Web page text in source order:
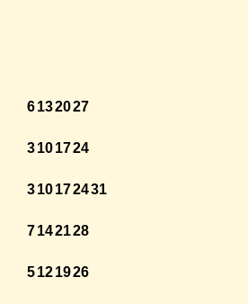
6132027
3101724
310172431
7142128
5121926